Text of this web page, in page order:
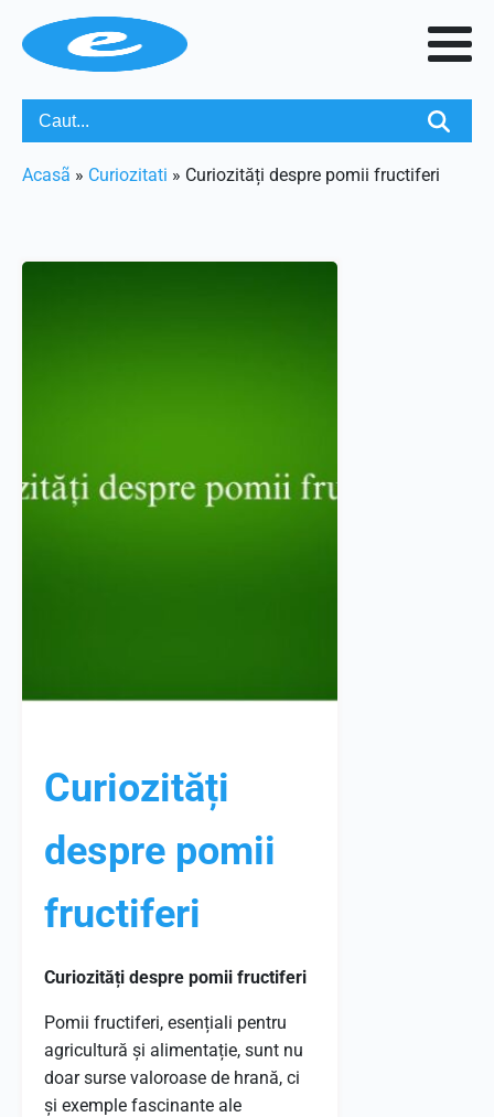
Acasã » Curiozitati » Curiozități despre pomii fructiferi
Curiozități
despre pomii
fructiferi
Curiozități despre pomii fructiferi
Pomii fructiferi, esențiali pentru
agricultură și alimentație, sunt nu
doar surse valoroase de hrană, ci
și exemple fascinante ale